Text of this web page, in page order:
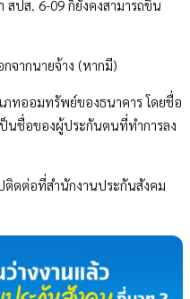
สปส. 6-09 ก็ยังคงสามารถขึ้น
จากนายจ้าง (หากมี)
ภทออมทรัพย์ของธนาคาร โดยชื่อ
นชื่อของผู้ประกันตนที่ทำการลง
ติดต่อที่สำนักงานประกันสังคม